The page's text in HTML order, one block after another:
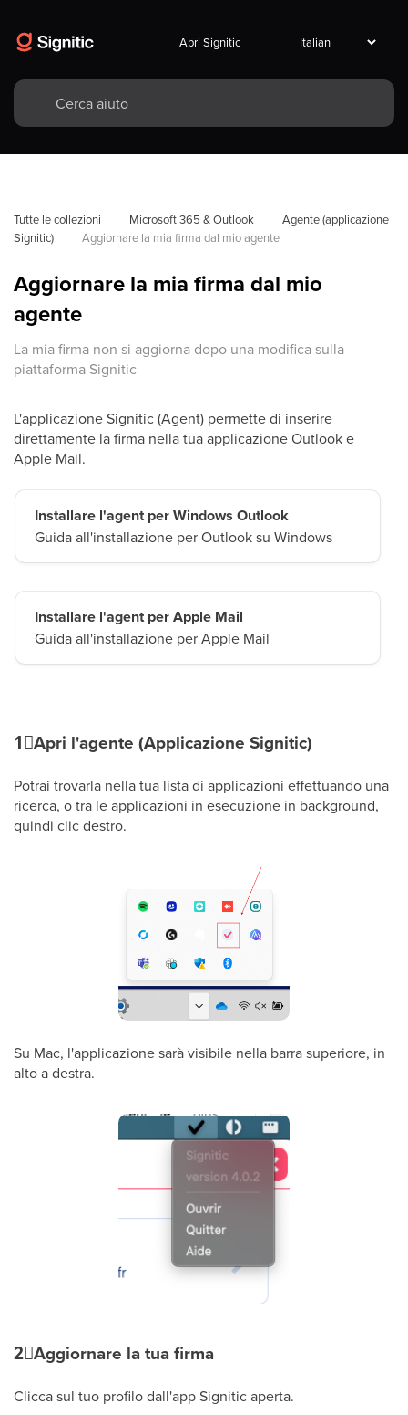
Apri Signitic
Tutte le collezioni Microsoft 365 & Outlook
Agente (applicazione
Signitic)
Aggiornare la mia firma dal mio agente
Aggiornare la mia firma dal mio
agente
La mia firma non si aggiorna dopo una modifica sulla
piattaforma Signitic
L'applicazione Signitic (Agent) permette di inserire
direttamente la firma nella tua applicazione Outlook e
Apple Mail.
Installare l'agent per Windows Outlook
Guida all'installazione per Outlook su Windows
Installare l'agent per Apple Mail
Guida all'installazione per Apple Mail
1⃣Apri l'agente (Applicazione Signitic)
Potrai trovarla nella tua lista di applicazioni effettuando una
ricerca, o tra le applicazioni in esecuzione in background,
quindi clic destro.
Su Mac, l'applicazione sarà visibile nella barra superiore, in
alto a destra.
2⃣Aggiornare la tua firma
Clicca sul tuo profilo dall'app Signitic aperta.